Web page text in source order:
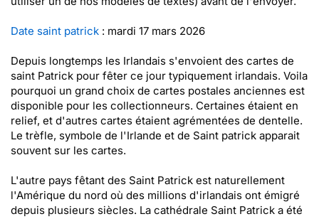
Date saint patrick : mardi 17 mars 2026
Depuis longtemps les Irlandais s'envoient des cartes de
saint Patrick pour fêter ce jour typiquement irlandais. Voila
pourquoi un grand choix de cartes postales anciennes est
disponible pour les collectionneurs. Certaines étaient en
relief, et d'autres cartes étaient agrémentées de dentelle.
Le trèfle, symbole de l'Irlande et de Saint patrick apparait
souvent sur les cartes.
L'autre pays fêtant des Saint Patrick est naturellement
l'Amérique du nord où des millions d'irlandais ont émigré
depuis plusieurs siècles. La cathédrale Saint Patrick a été